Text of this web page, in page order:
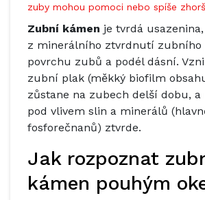
zuby mohou pomoci nebo spíše
Zubní kámen je tvrdá
z minerálního ztvrdnutí zubního
povrchu zubů a podél dásní.
zubní plak (měkký biofilm
zůstane na zubech delší dobu, a
pod vlivem slin a minerálů
fosforečnanů) ztvrde.
Jak rozpoznat
kámen pouhým